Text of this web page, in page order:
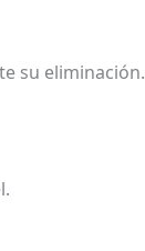
su eliminación.